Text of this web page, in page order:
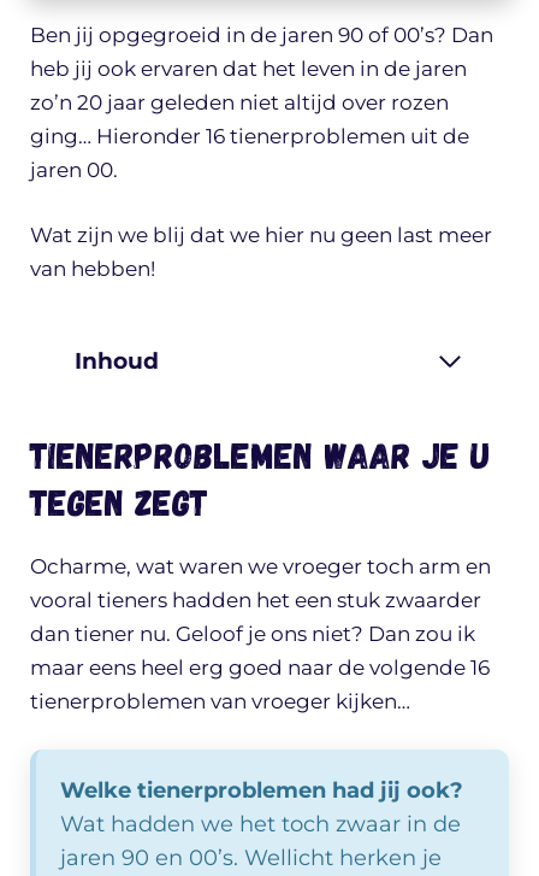
Ben jij opgegroeid in de jaren 90 of 00’s? Dan
heb jij ook ervaren dat het leven in de jaren
zo’n 20 jaar geleden niet altijd over rozen
ging… Hieronder 16 tienerproblemen uit de
jaren 00.
Wat zijn we blij dat we hier nu geen last meer
van hebben!
Inhoud
Tienerproblemen waar je u
tegen zegt
Ocharme, wat waren we vroeger toch arm en
vooral tieners hadden het een stuk zwaarder
dan tiener nu. Geloof je ons niet? Dan zou ik
maar eens heel erg goed naar de volgende 16
tienerproblemen van vroeger kijken…
Welke tienerproblemen had jij ook?
Wat hadden we het toch zwaar in de
jaren 90 en 00’s. Wellicht herken je